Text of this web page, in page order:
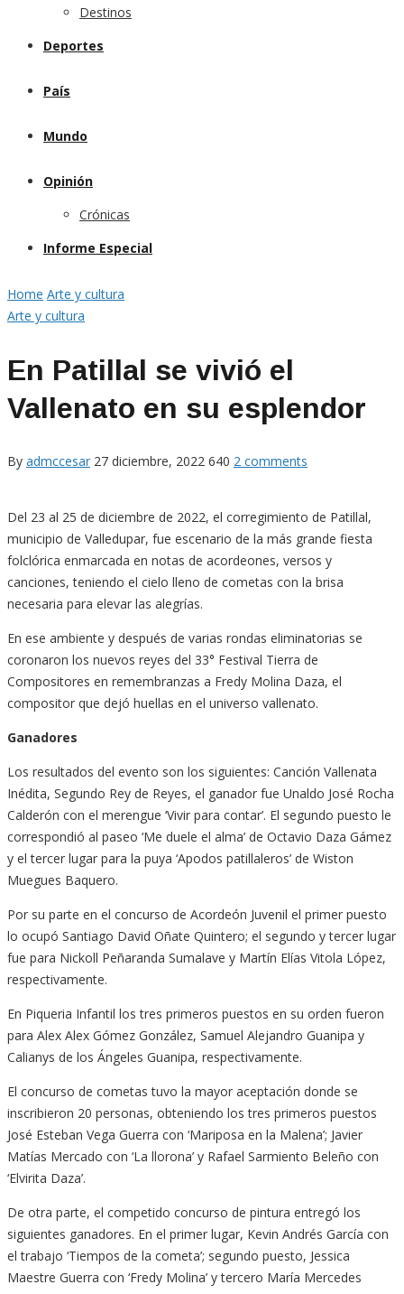
Destinos
Deportes
País
Mundo
Opinión
Crónicas
Informe Especial
Home Arte y cultura
Arte y cultura
En Patillal se vivió el
Vallenato en su esplendor
By admccesar 27 diciembre, 2022 640 2 comments
Del 23 al 25 de diciembre de 2022, el corregimiento de Patillal,
municipio de Valledupar, fue escenario de la más grande fiesta
folclórica enmarcada en notas de acordeones, versos y
canciones, teniendo el cielo lleno de cometas con la brisa
necesaria para elevar las alegrías.
En ese ambiente y después de varias rondas eliminatorias se
coronaron los nuevos reyes del 33° Festival Tierra de
Compositores en remembranzas a Fredy Molina Daza, el
compositor que dejó huellas en el universo vallenato.
Ganadores
Los resultados del evento son los siguientes: Canción Vallenata
Inédita, Segundo Rey de Reyes, el ganador fue Unaldo José Rocha
Calderón con el merengue ‘Vivir para contar’. El segundo puesto le
correspondió al paseo ‘Me duele el alma’ de Octavio Daza Gámez
y el tercer lugar para la puya ‘Apodos patillaleros’ de Wiston
Muegues Baquero.
Por su parte en el concurso de Acordeón Juvenil el primer puesto
lo ocupó Santiago David Oñate Quintero; el segundo y tercer lugar
fue para Nickoll Peñaranda Sumalave y Martín Elías Vitola López,
respectivamente.
En Piqueria Infantil los tres primeros puestos en su orden fueron
para Alex Alex Gómez González, Samuel Alejandro Guanipa y
Calianys de los Ángeles Guanipa, respectivamente.
El concurso de cometas tuvo la mayor aceptación donde se
inscribieron 20 personas, obteniendo los tres primeros puestos
José Esteban Vega Guerra con ‘Mariposa en la Malena’; Javier
Matías Mercado con ‘La llorona’ y Rafael Sarmiento Beleño con
‘Elvirita Daza’.
De otra parte, el competido concurso de pintura entregó los
siguientes ganadores. En el primer lugar, Kevin Andrés García con
el trabajo ‘Tiempos de la cometa’; segundo puesto, Jessica
Maestre Guerra con ‘Fredy Molina’ y tercero María Mercedes